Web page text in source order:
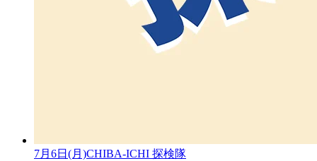
7月6日(月)CHIBA-ICHI 探検隊